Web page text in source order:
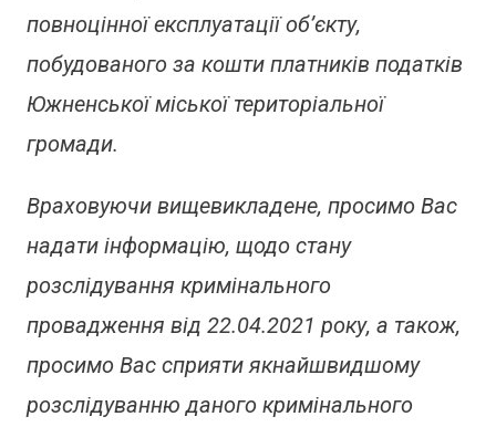
повноцінної експлуатації об’єкту,
побудованого за кошти платників податків
Южненської міської територіальної
громади.
Враховуючи вищевикладене, просимо Вас
надати інформацію, щодо стану
розслідування кримінального
провадження від 22.04.2021 року, а також,
просимо Вас сприяти якнайшвидшому
розслідуванню даного кримінального